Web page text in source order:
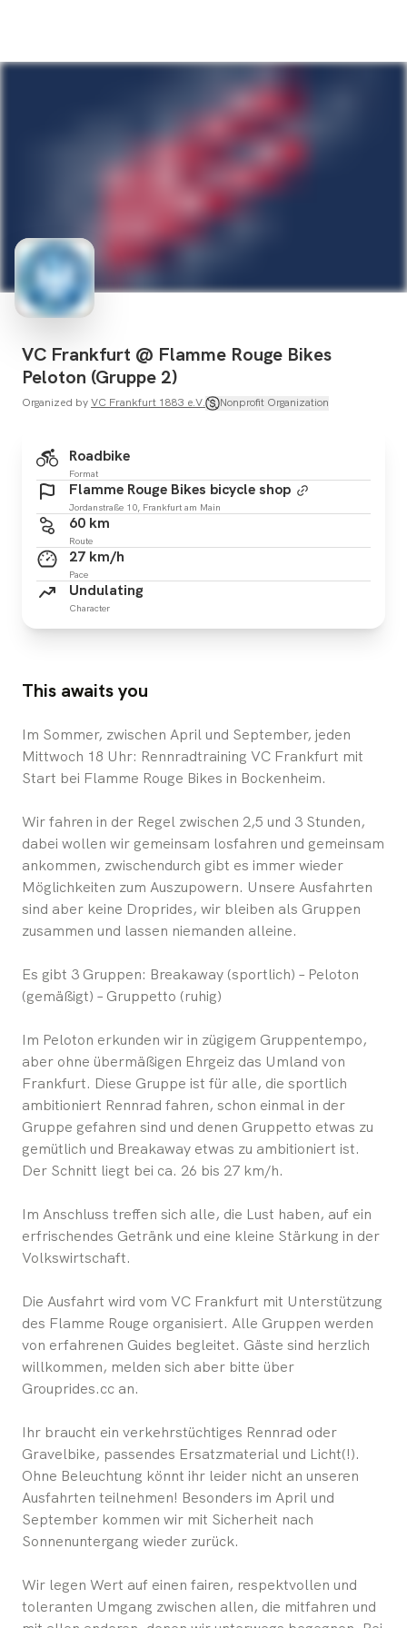
VC Frankfurt @ Flamme Rouge Bikes
Peloton (Gruppe 2)
Organized byVC Frankfurt 1883 e.V. Nonprofit Organization
Roadbike
Format
Flamme Rouge Bikes bicycle shop
Jordanstraße 10, Frankfurt am Main
60 km
Route
27 km/h
Pace
Undulating
Character
This awaits you
Im Sommer, zwischen April und September, jeden
Mittwoch 18 Uhr: Rennradtraining VC Frankfurt mit
Start bei Flamme Rouge Bikes in Bockenheim.
Wir fahren in der Regel zwischen 2,5 und 3 Stunden,
dabei wollen wir gemeinsam losfahren und gemeinsam
ankommen, zwischendurch gibt es immer wieder
Möglichkeiten zum Auszupowern. Unsere Ausfahrten
sind aber keine Droprides, wir bleiben als Gruppen
zusammen und lassen niemanden alleine.
Es gibt 3 Gruppen: Breakaway (sportlich) – Peloton
(gemäßigt) – Gruppetto (ruhig)
Im Peloton erkunden wir in zügigem Gruppentempo,
aber ohne übermäßigen Ehrgeiz das Umland von
Frankfurt. Diese Gruppe ist für alle, die sportlich
ambitioniert Rennrad fahren, schon einmal in der
Gruppe gefahren sind und denen Gruppetto etwas zu
gemütlich und Breakaway etwas zu ambitioniert ist.
Der Schnitt liegt bei ca. 26 bis 27 km/h.
Im Anschluss treffen sich alle, die Lust haben, auf ein
erfrischendes Getränk und eine kleine Stärkung in der
Volkswirtschaft.
Die Ausfahrt wird vom VC Frankfurt mit Unterstützung
des Flamme Rouge organisiert. Alle Gruppen werden
von erfahrenen Guides begleitet. Gäste sind herzlich
willkommen, melden sich aber bitte über
Grouprides.cc an.
Ihr braucht ein verkehrstüchtiges Rennrad oder
Gravelbike, passendes Ersatzmaterial und Licht(!).
Ohne Beleuchtung könnt ihr leider nicht an unseren
Ausfahrten teilnehmen! Besonders im April und
September kommen wir mit Sicherheit nach
Sonnenuntergang wieder zurück.
Wir legen Wert auf einen fairen, respektvollen und
toleranten Umgang zwischen allen, die mitfahren und